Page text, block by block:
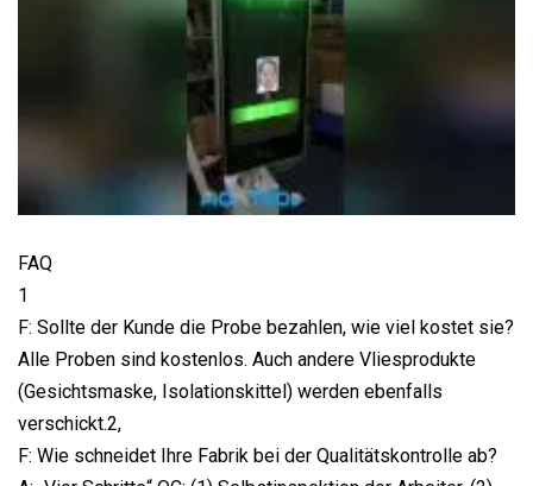
FAQ
1
F: Sollte der Kunde die Probe bezahlen, wie viel kostet sie?
Alle Proben sind kostenlos. Auch andere Vliesprodukte
(Gesichtsmaske, Isolationskittel) werden ebenfalls
verschickt.2,
F: Wie schneidet Ihre Fabrik bei der Qualitätskontrolle ab?